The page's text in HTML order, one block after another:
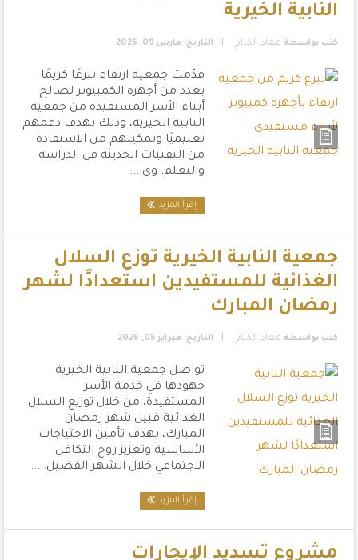
النابية الخيرية
كتب بواسطة معاذ الكناني التاريخ: مارس 09, 2026
قدّمت جمعية ارتقاء تبرعًا كريمًا
بعدد من أجهزة الكمبيوتر لصالح
أبناء الأسر المستفيدة من جمعية
النابية الخيرية، وذلك بهدف دعمهم
تعليميًا وتمكينهم من الاستفادة
من التقنيات الحديثة في الدراسة
والتعلم. وي ...
إقرأ المزيد
جمعية النابية الخيرية توزع السلال
الغذائية للمستفيدين استعدادًا لشهر
رمضان المبارك
كتب بواسطة معاذ الكناني التاريخ: فبراير 05, 2026
تواصل جمعية النابية الخيرية
جهودها في خدمة الأسر
المستفيدة، من خلال توزيع السلال
الغذائية قبيل شهر رمضان
المبارك، بهدف تأمين الاحتياجات
الأساسية وتعزيز روح التكافل
الاجتماعي خلال الشهر الفضيل. ...
إقرأ المزيد
مشروع تسديد الإيجارات